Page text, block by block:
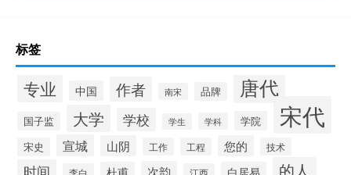
标签
专业 中国 作者 南宋 品牌 唐代
国子监 大学 学校 学生 学科 学院 宋代
宋史 宣城 山阴 工作 工程 您的 技术
时间 李白 杜甫 次韵 江西 白居易 的人